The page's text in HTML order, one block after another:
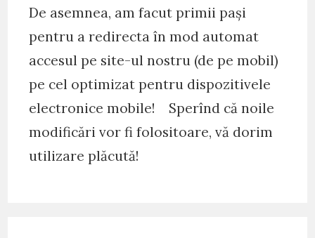
De asemnea, am facut primii pași
pentru a redirecta în mod automat
accesul pe site-ul nostru (de pe mobil)
pe cel optimizat pentru dispozitivele
electronice mobile! Sperînd că noile
modificări vor fi folositoare, vă dorim
utilizare plăcută!